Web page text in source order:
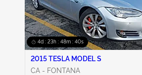
4d : 23h : 48m : 39s
2015 TESLA MODEL S
CA - FONTANA